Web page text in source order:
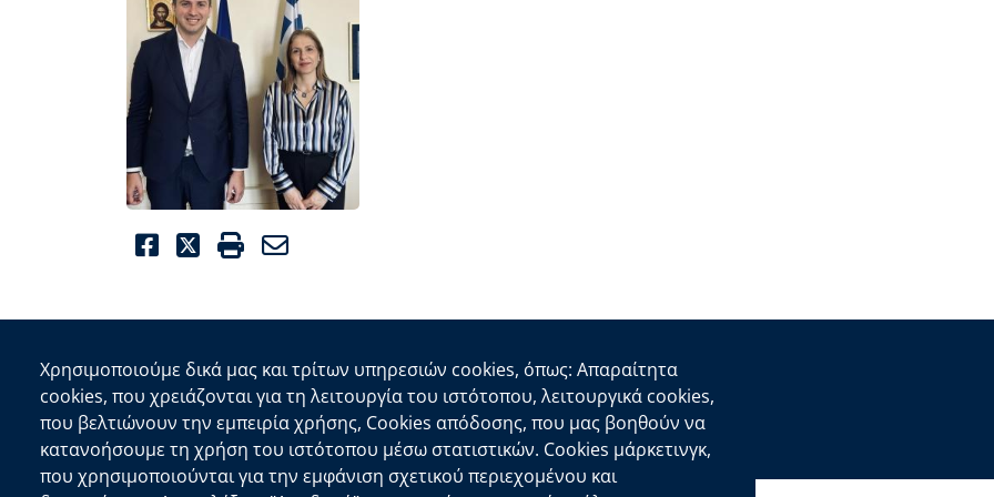
Facebook
Twitter
Print
Επικοινωνία
Αποκεντρωμένη Διοίκηση Κρήτης
Πλατεία Κουντουριώτη 71202 Ηράκλειο
Επικοινωνήστε μαζί μας
Χρήσιμοι Σύνδεσμοι
Ελληνική Κυβέρνηση
Ευρωπαϊκή Επιτροπή
Χρησιμοποιούμε δικά μας και τρίτων υπηρεσιών cookies, όπως: Απαραίτητα
cookies, που χρειάζονται για τη λειτουργία του ιστότοπου, λειτουργικά cookies,
που βελτιώνουν την εμπειρία χρήσης, Cookies απόδοσης, που μας βοηθούν να
κατανοήσουμε τη χρήση του ιστότοπου μέσω στατιστικών. Cookies μάρκετινγκ,
που χρησιμοποιούνται για την εμφάνιση σχετικού περιεχομένου και